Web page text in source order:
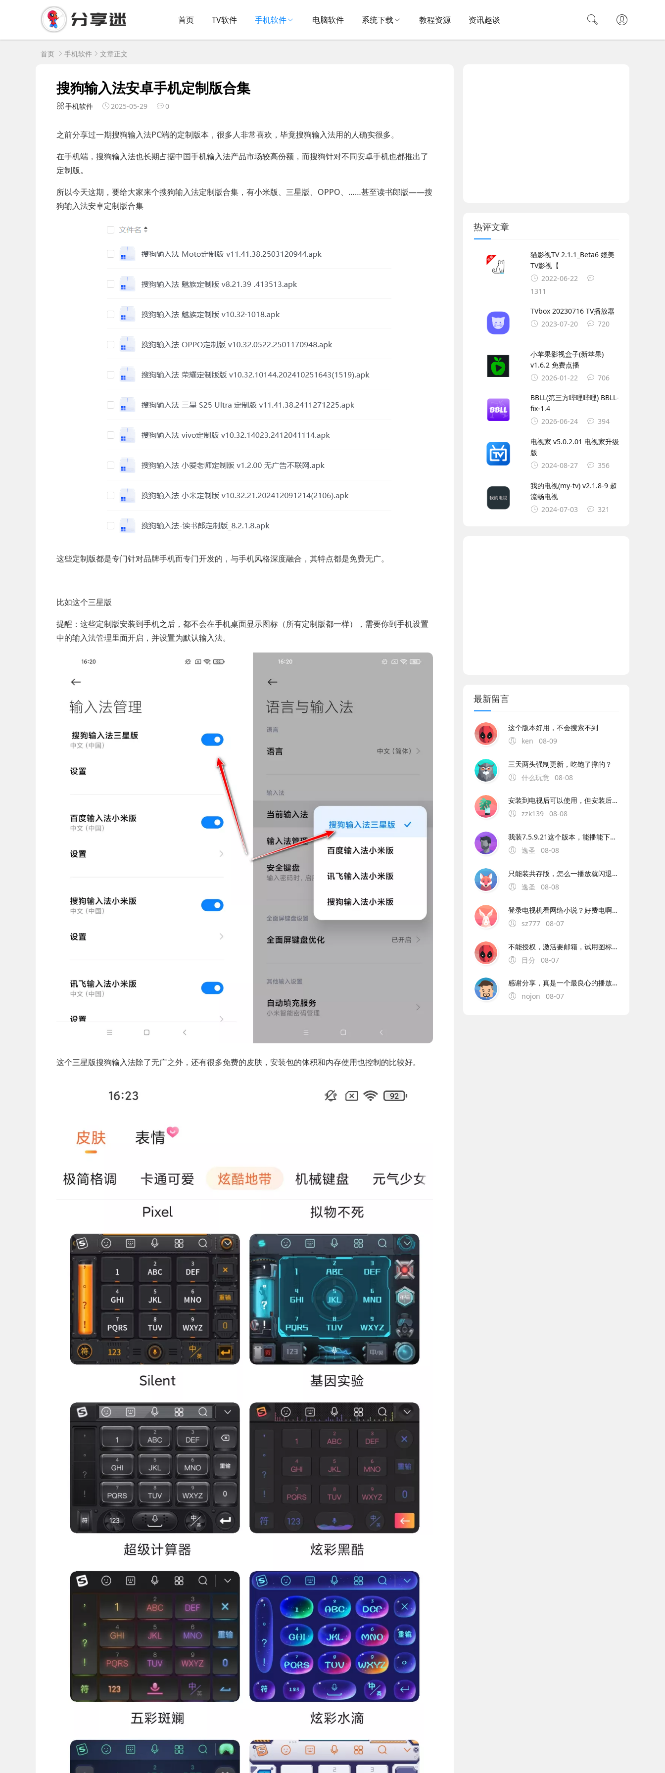
首页 TV软件 手机软件 电脑软件 系统下载 教程资源 资讯趣谈
首页 手机软件 文章正文
搜狗输入法安卓手机定制版合集
手机软件 2025-05-29 0
之前分享过一期搜狗输入法PC端的定制版本，很多人非常喜欢，毕竟搜狗输入法用的人确实很多。
在手机端，搜狗输入法也长期占据中国手机输入法产品市场较高份额，而搜狗针对不同安卓手机也都推出了
定制版。
所以今天这期，要给大家来个搜狗输入法定制版合集，有小米版、三星版、OPPO、……甚至读书郎版——搜
狗输入法安卓定制版合集
这些定制版都是专门针对品牌手机而专门开发的，与手机风格深度融合，其特点都是免费无广。
比如这个三星版
提醒：这些定制版安装到手机之后，都不会在手机桌面显示图标（所有定制版都一样），需要你到手机设置
中的输入法管理里面开启，并设置为默认输入法。
这个三星版搜狗输入法除了无广之外，还有很多免费的皮肤，安装包的体积和内存使用也控制的比较好。
热评文章
猫影视TV 2.1.1_Beta6 媲美
TV影视【
2022-06-22
1311
TVbox 20230716 TV播放器
2023-07-20
720
小苹果影视盒子(新苹果)
v1.6.2 免费点播
2026-01-22
706
BBLL(第三方哔哩哔哩) BBLL-
fix-1.4
2026-06-24
394
电视家 v5.0.2.01 电视家升级
版
2024-08-27
356
我的电视(my-tv) v2.1.8-9 超
流畅电视
2024-07-03
321
最新留言
这个版本好用，不会搜索不到
ken
08-09
三天两头强制更新，吃饱了撑的？
什么玩意 08-08
安装到电视后可以使用，但安装后改应用图标却是一大块黑色，估计是图标不正确或没有图标。另外改应用不能使用数字键选台，也不能自定义编辑频道顺序，其它都还可以。
zzk139 08-08
我装7.5.9.21这个版本，能播能下，就是不能选音频效果。一选效果就闪退。7.6.2.21的版本，播放网络音乐和下载要卡闪退，只能播放本地音乐，可以选择音效。
逸圣
08-08
只能装共存版，怎么一播放就闪退也无法下载，只能播放本地音乐。求修复啊
逸圣
08-08
登录电视机看网络小说？好费电啊。。。。
sz777 08-07
不能授权，激活要邮箱，试用图标显示过期
目分
08-07
感谢分享，真是一个最良心的播放器，非常流畅且高清，没有任何广告，央视卫视都全。
nojon
08-07